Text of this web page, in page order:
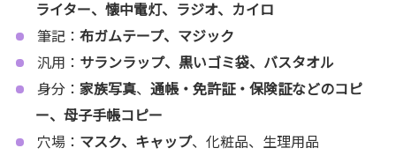
ライター、懐中電灯、ラジオ、カイロ
筆記： 布ガムテープ、マジック
汎用： サランラップ、黒いゴミ袋、バスタオル
身分： 家族写真、 通帳・免許証・保険証などのコピ
ー、母子手帳コピー
穴場： マスク、キャップ、化粧品、生理用品